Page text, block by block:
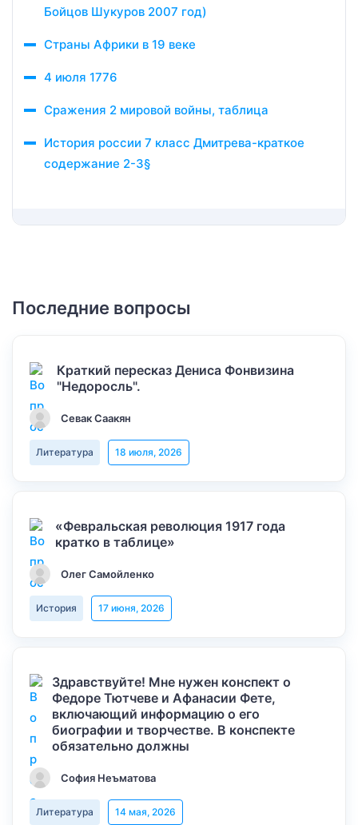
Бойцов Шукуров 2007 год)
Страны Африки в 19 веке
4 июля 1776
Сражения 2 мировой войны, таблица
История россии 7 класс Дмитрева-краткое
содержание 2-3§
Последние вопросы
Краткий пересказ Дениса Фонвизина
"Недоросль".
Севак Саакян
Литература 18 июля, 2026
«Февральская революция 1917 года
кратко в таблице»
Олег Самойленко
История 17 июня, 2026
Здравствуйте! Мне нужен конспект о
Федоре Тютчеве и Афанасии Фете,
включающий информацию о его
биографии и творчестве. В конспекте
обязательно должны
София Неъматова
Литература 14 мая, 2026